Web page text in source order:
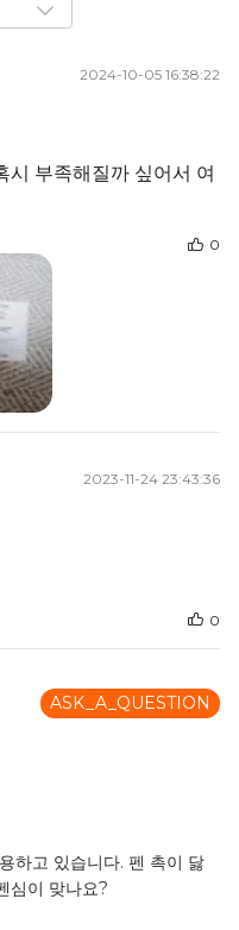
2024-10-05 16:38:22
시 부족해질까 싶어서 여
0
2023-11-24 23:43:36
0
ASK_A_QUESTION
하고 있습니다. 펜 촉이 닳
심이 맞나요?